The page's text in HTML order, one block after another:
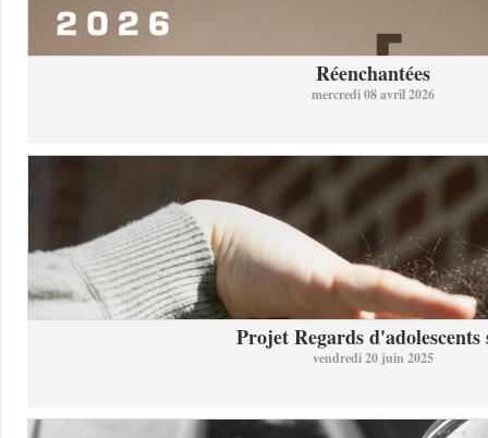
Réenchantées
mercredi 08 avril 2026
Projet Regards d'adolescents
vendredi 20 juin 2025